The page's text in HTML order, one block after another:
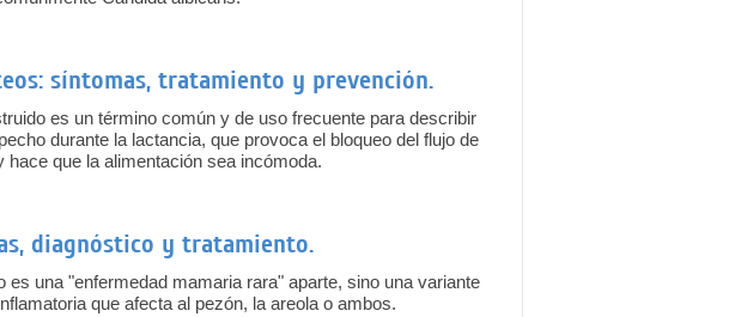
síntomas, tratamiento y prevención.
es un término común y de uso frecuente para describir
durante la lactancia, que provoca el bloqueo del flujo de
hace que la alimentación sea incómoda.
diagnóstico y tratamiento.
es una "enfermedad mamaria rara" aparte, sino una variante
que afecta al pezón, la areola o ambos.